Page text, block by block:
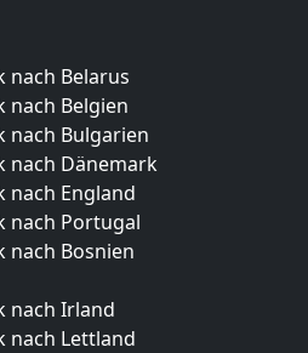
nach Belarus
nach Belgien
nach Bulgarien
nach Dänemark
nach England
nach Portugal
nach Bosnien
nach Irland
nach Lettland